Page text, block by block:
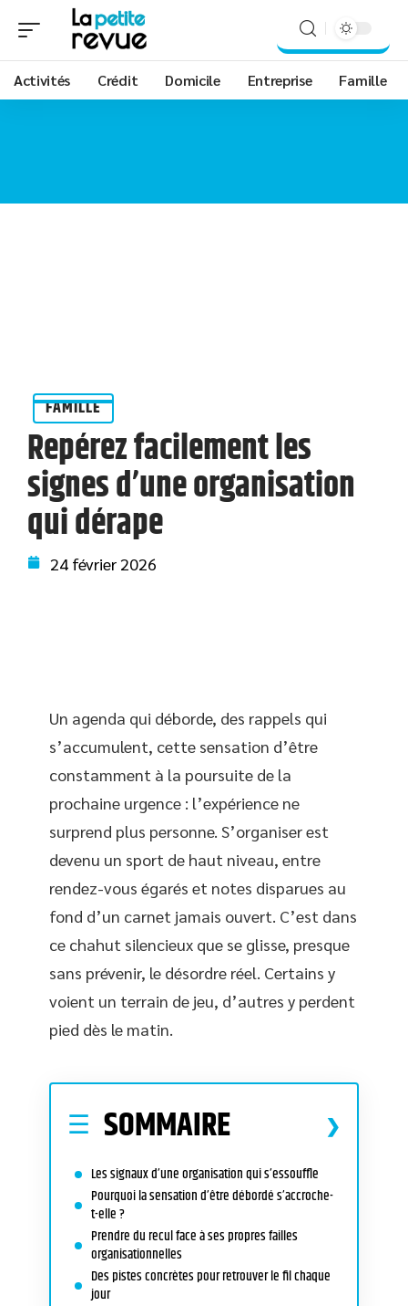
Activités Crédit Domicile Entreprise Famille
FAMILLE
Repérez facilement les
signes d’une organisation
qui dérape
24 février 2026
Un agenda qui déborde, des rappels qui
s’accumulent, cette sensation d’être
constamment à la poursuite de la
prochaine urgence : l’expérience ne
surprend plus personne. S’organiser est
devenu un sport de haut niveau, entre
rendez-vous égarés et notes disparues au
fond d’un carnet jamais ouvert. C’est dans
ce chahut silencieux que se glisse, presque
sans prévenir, le désordre réel. Certains y
voient un terrain de jeu, d’autres y perdent
pied dès le matin.
SOMMAIRE
Les signaux d’une organisation qui s’essouffle
Pourquoi la sensation d’être débordé s’accroche-
t-elle ?
Prendre du recul face à ses propres failles
organisationnelles
Des pistes concrètes pour retrouver le fil chaque
jour